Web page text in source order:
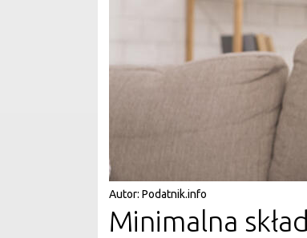
Autor: Podatnik.info
Minimalna